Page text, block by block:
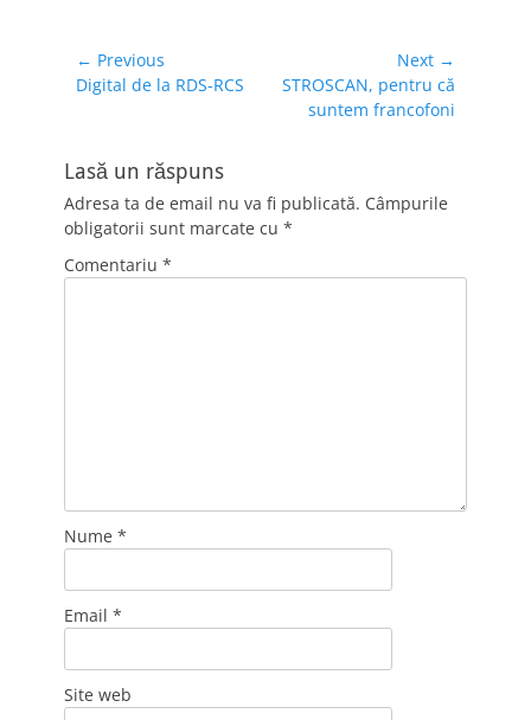
aparţine de
MediaPro - mă rog,
Publimedia -, care
Navigare
în
← Previous
Previous
Digital de la RDS-RCS
Next →
Next
STROSCAN, pentru că
suntem francofoni
Lasă un răspuns
Adresa ta de email nu va fi publicată. Câmpurile
obligatorii sunt marcate cu *
Comentariu *
Nume *
Email *
Site web